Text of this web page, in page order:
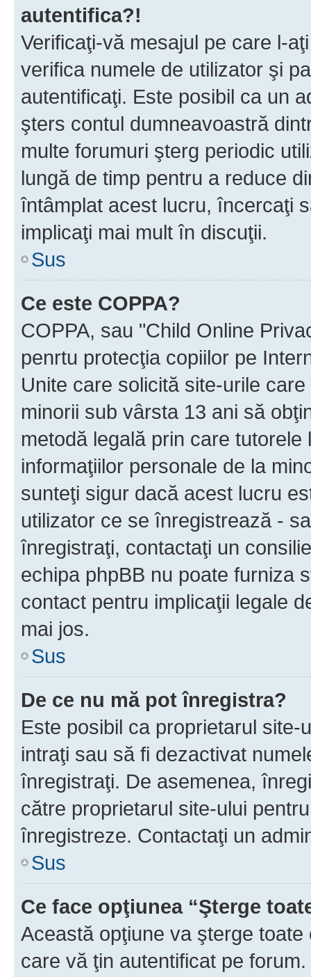
autentifica?!
Verificaţi-vă mesajul pe care l-
verifica numele de utilizator şi
autentificaţi. Este posibil ca un
şters contul dumneavoastră
multe forumuri şterg periodic
lungă de timp pentru a reduce
întâmplat acest lucru, încercaţi
implicaţi mai mult în discuţii.
Sus
Ce este COPPA?
COPPA, sau "Child Online
penrtu protecţia copiilor pe
Unite care solicită site-urile
minorii sub vârsta 13 ani să
metodă legală prin care
informaţiilor personale de la
sunteţi sigur dacă acest lucru
utilizator ce se înregistrează -
înregistraţi, contactaţi un
echipa phpBB nu poate furniza
contact pentru implicaţii legale
mai jos.
Sus
De ce nu mă pot înregistra?
Este posibil ca proprietarul
intraţi sau să fi dezactivat
înregistraţi. De asemenea,
către proprietarul site-ului
înregistreze. Contactaţi un
Sus
Ce face opţiunea “Şterge
Această opţiune va şterge
care vă ţin autentificat pe